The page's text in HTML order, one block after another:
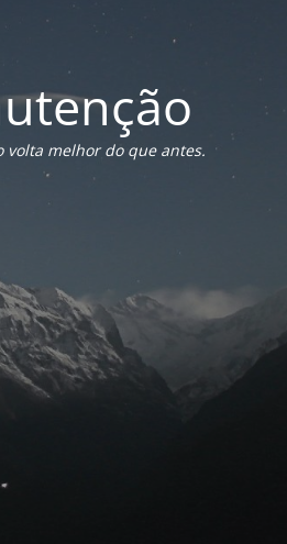
volta melhor do que antes.